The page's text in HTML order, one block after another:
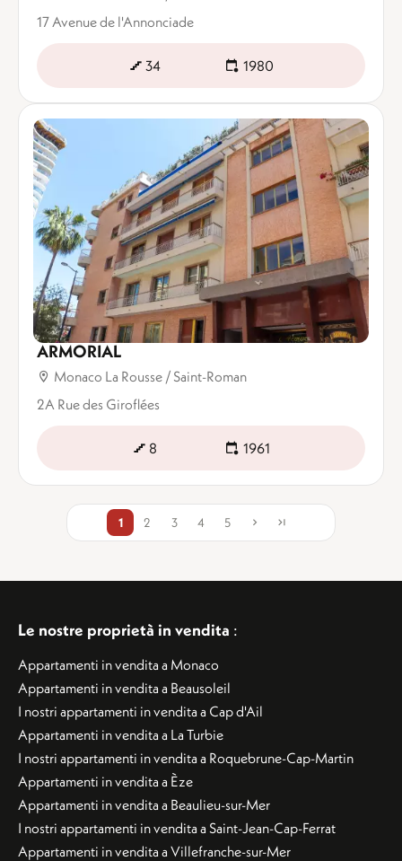
17 Avenue de l'Annonciade
34 1980
ARMORIAL
Monaco La Rousse / Saint-Roman
2A Rue des Giroflées
8 1961
1 2 3 4 5
Le nostre proprietà in vendita :
Appartamenti in vendita a Monaco
Appartamenti in vendita a Beausoleil
I nostri appartamenti in vendita a Cap d'Ail
Appartamenti in vendita a La Turbie
I nostri appartamenti in vendita a Roquebrune-Cap-Martin
Appartamenti in vendita a Èze
Appartamenti in vendita a Beaulieu-sur-Mer
I nostri appartamenti in vendita a Saint-Jean-Cap-Ferrat
Appartamenti in vendita a Villefranche-sur-Mer